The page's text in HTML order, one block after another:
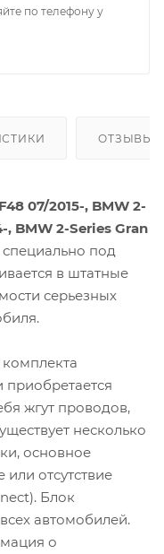
по телефону у
ОТЗЫВЫ
07/2015-, BMW 2-
, BMW 2-Series Gran
под
в штатные
серьезных
приобретается
жгут проводов,
несколько
основное
отсутствие
Блок
автомобилей.
о